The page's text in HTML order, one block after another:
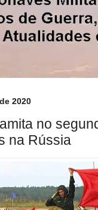
2020
no
na Rússia